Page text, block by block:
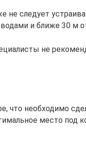
не следует
водами и ближе 30 м
не
что необходимо
место под